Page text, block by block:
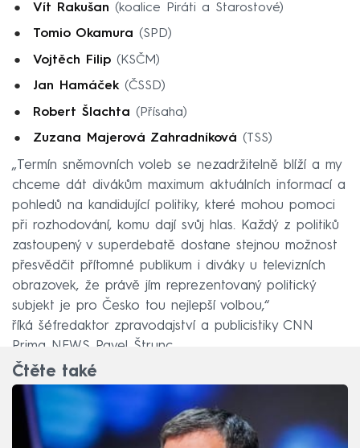
Vít Rakušan (koalice Piráti a Starostové)
Tomio Okamura (SPD)
Vojtěch Filip(KSČM)
Jan Hamáček(ČSSD)
Robert Šlachta (Přísaha)
Zuzana Majerová Zahradníková (TSS)
„Termín sněmovních voleb se nezadržitelně blíží a my
chceme dát divákům maximum aktuálních informací a
pohledů na kandidující politiky, které mohou pomoci
při rozhodování, komu dají svůj hlas. Každý z politiků
zastoupený v superdebatě dostane stejnou možnost
přesvědčit přítomné publikum i diváky u televizních
obrazovek, že právě jím reprezentovaný politický
subjekt je pro Česko tou nejlepší volbou,“
říká šéfredaktor zpravodajství a publicistiky CNN
Prima NEWS Pavel Štrunc.
Čtěte také